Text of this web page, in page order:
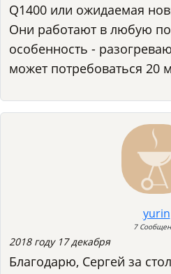
Q1400 или ожидаемая
Они работают в любую
особенность -
может потребоваться 20
yurin
7
2018 году 17 декабря
Благодарю, Сергей за